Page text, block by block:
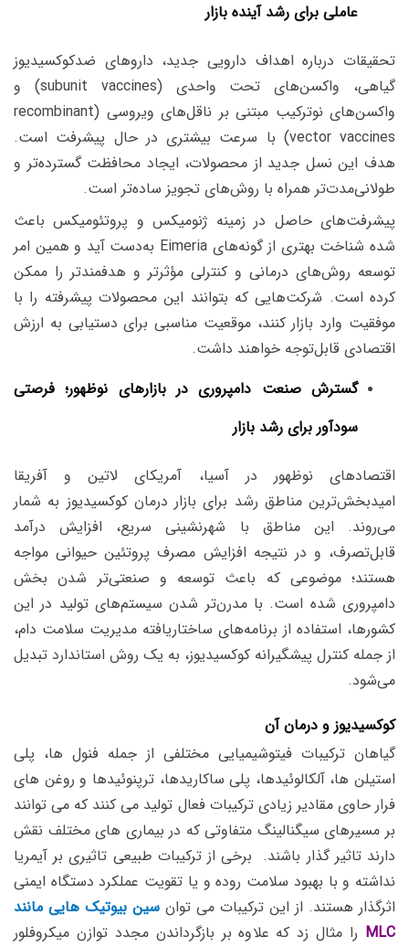
عاملی برای رشد آینده بازار
تحقیقات درباره اهداف دارویی جدید، داروهای ضدکوکسیدیوز
گیاهی، واکسن‌های تحت واحدی (subunit vaccines) و
واکسن‌های نوترکیب مبتنی بر ناقل‌های ویروسی (recombinant
vector vaccines) با سرعت بیشتری در حال پیشرفت است.
هدف این نسل جدید از محصولات، ایجاد محافظت گسترده‌تر و
طولانی‌مدت‌تر همراه با روش‌های تجویز ساده‌تر است.
پیشرفت‌های حاصل در زمینه ژنومیکس و پروتئومیکس باعث
شده شناخت بهتری از گونه‌های Eimeria به‌دست آید و همین امر
توسعه روش‌های درمانی و کنترلی مؤثرتر و هدفمندتر را ممکن
کرده است. شرکت‌هایی که بتوانند این محصولات پیشرفته را با
موفقیت وارد بازار کنند، موقعیت مناسبی برای دستیابی به ارزش
اقتصادی قابل‌توجه خواهند داشت.
گسترش صنعت دامپروری در بازارهای نوظهور؛ فرصتی
سودآور برای رشد بازار
اقتصادهای نوظهور در آسیا، آمریکای لاتین و آفریقا
امیدبخش‌ترین مناطق رشد برای بازار درمان کوکسیدیوز به شمار
می‌روند. این مناطق با شهرنشینی سریع، افزایش درآمد
قابل‌تصرف، و در نتیجه افزایش مصرف پروتئین حیوانی مواجه
هستند؛ موضوعی که باعث توسعه و صنعتی‌تر شدن بخش
دامپروری شده است. با مدرن‌تر شدن سیستم‌های تولید در این
کشورها، استفاده از برنامه‌های ساختاریافته مدیریت سلامت دام،
از جمله کنترل پیشگیرانه کوکسیدیوز، به یک روش استاندارد تبدیل
می‌شود.
کوکسیدیوز و درمان آن
گیاهان ترکیبات فیتوشیمیایی مختلفی از جمله فنول ها، پلی
استیلن ها، آلکالوئیدها، پلی ساکاریدها، ترپنوئیدها و روغن های
فرار حاوی مقادیر زیادی ترکیبات فعال تولید می کنند که می توانند
بر مسیرهای سیگنالینگ متفاوتی که در بیماری های مختلف نقش
دارند تاثیر گذار باشند. برخی از ترکیبات طبیعی تاثیری بر آیمریا
نداشته و با بهبود سلامت روده و یا تقویت عملکرد دستگاه ایمنی
اثرگذار هستند. از این ترکیبات می توان سین بیوتیک هایی مانند
MLC را مثال زد که علاوه بر بازگرداندن مجدد توازن میکروفلور